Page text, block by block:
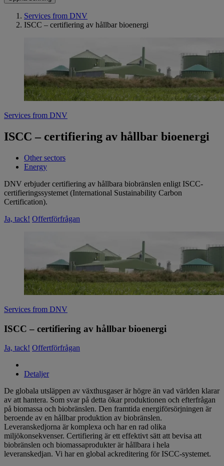
Services from DNV
ISCC – certifiering av hållbar bioenergi
Services from DNV
ISCC – certifiering av hållbar bioenergi
Other sectors
Energy
DNV erbjuder certifiering av hållbara biobränslen enligt ISCC-
certifieringssystemet (International Sustainability Carbon
Certification).
Ja, tack! Offertförfrågan
Services from DNV
ISCC – certifiering av hållbar bioenergi
Ja, tack! Offertförfrågan
Detaljer
De globala utsläppen av växthusgaser är högre än vad världen klarar
av att hantera. Som svar på detta ökar produktionen och efterfrågan
på biomassa och biobränslen. Den framtida energiförsörjningen är
beroende av en hållbar produktion av biobränslen.
Leveranskedjorna är komplexa och har en rad olika
miljökonsekvenser. Certifiering är ett effektivt sätt att bevisa att
biobränslen och biomassaprodukter är hållbara i hela
leveranskedjan. Vi har en global ackreditering för ISCC-systemet.